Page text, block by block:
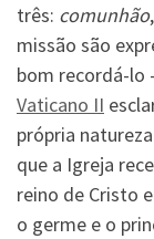
três: comunhão,
missão são
bom recordá-lo
Vaticano II
própria
que a Igreja
reino de Cristo
o germe e o